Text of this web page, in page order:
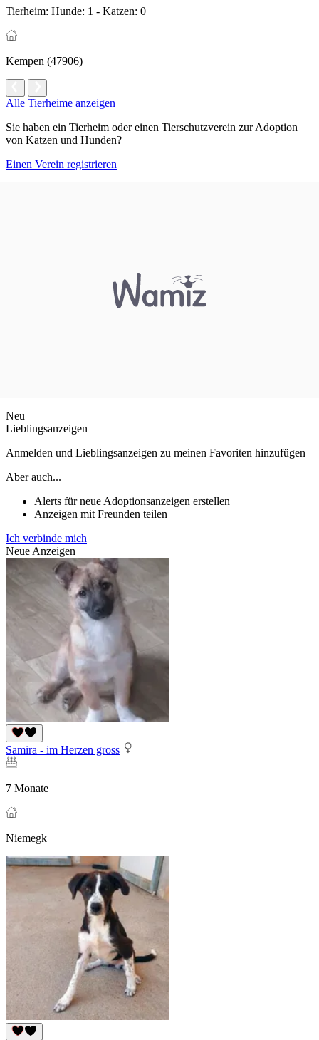
Tierheim: Hunde: 1 - Katzen: 0
Kempen (47906)
Alle Tierheime anzeigen
Sie haben ein Tierheim oder einen Tierschutzverein zur Adoption
von Katzen und Hunden?
Einen Verein registrieren
Neu
Lieblingsanzeigen
Anmelden und Lieblingsanzeigen zu meinen Favoriten hinzufügen
Aber auch...
Alerts für neue Adoptionsanzeigen erstellen
Anzeigen mit Freunden teilen
Ich verbinde mich
Neue Anzeigen
Samira - im Herzen gross
7 Monate
Niemegk